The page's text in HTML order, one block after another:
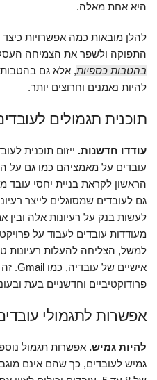
היא אחת מאלה.
להלן מובאות כמה אפשרויות
התפוקה ולשפר את הצמיחה
בהטבות כספיות, אלא גם בהטבות
להיות נאמנים וחרוצים יותר.
תוכנית תגמולים
עודדו חדשנות. ייזום תוכנית
עובדים על מאמציהם כמו גם על
הראשון לקראת בניית יחסי עובד
גם לעובדים שמסוגלים לייצר
לעשות בנק על רעיונות אלה
מעודדות עובדים לעבוד על
למשל, הצליחה להעלות רעיונות
אישיים של עובדיה, כמו Gmail. זה
פרודוקטיביים וחדשניים בעת
אפשרות לתגמולי
להיות גמיש. אפשרות תגמול
גמיש לעובדים, כך שהם אינם